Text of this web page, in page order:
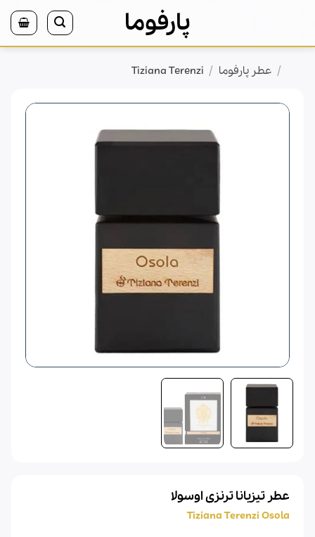
content
پارفوما
/ عطر پارفوما /
Tiziana Terenzi
عطر تیزیانا ترنزی اوسولا
Tiziana Terenzi Osola